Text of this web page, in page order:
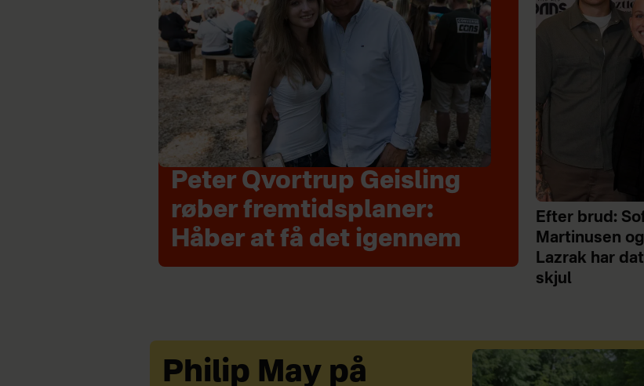
Peter Qvortrup Geisling
røber fremtidsplaner:
Håber at få det igennem
Efter brud:
Martinusen
Lazrak har
skjul
Philip May på